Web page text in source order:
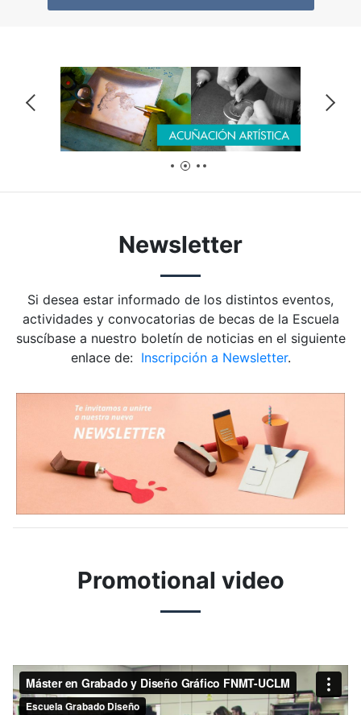
Newsletter
Si desea estar informado de los distintos eventos,
actividades y convocatorias de becas de la Escuela
suscíbase a nuestro boletín de noticias en el siguiente
enlace de:Inscripción a Newsletter.
Promotional video